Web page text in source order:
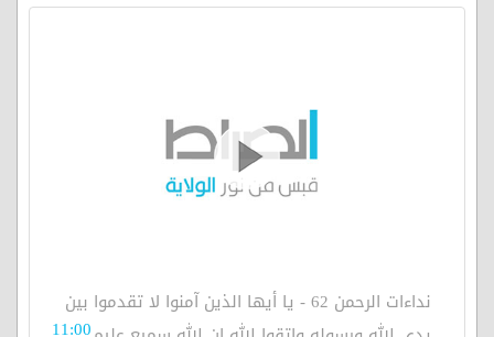
نداءات الرحمن 62 - يا أيها الذين آمنوا لا تقدموا بين
11:00